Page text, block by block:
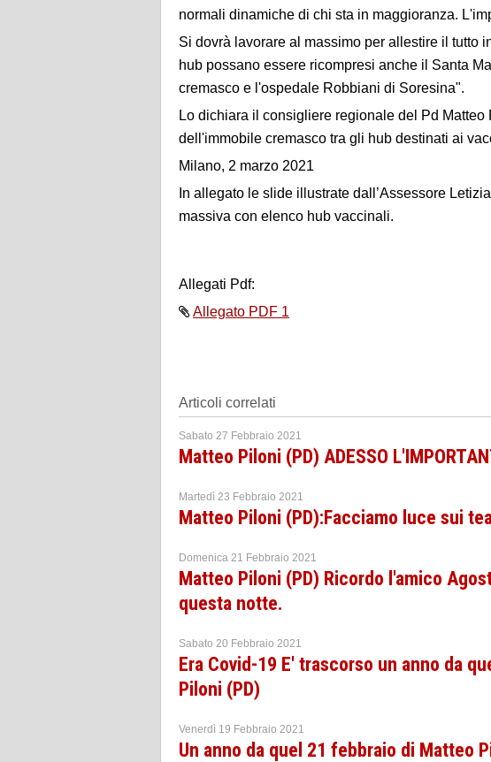
normali dinamiche di chi sta in maggioranza.
Si dovrà lavorare al massimo per allestire il tutto
hub possano essere ricompresi anche il Santa
cremasco e l'ospedale Robbiani di Soresina".
Lo dichiara il consigliere regionale del Pd
dell'immobile cremasco tra gli hub destinati ai
Milano, 2 marzo 2021
In allegato le slide illustrate dall’Assessore
massiva con elenco hub vaccinali.
Allegati Pdf:
Allegato PDF 1
Articoli correlati
Sabato 27 Febbraio 2021
Matteo Piloni (PD) ADESSO
Martedì 23 Febbraio 2021
Matteo Piloni (PD):Facciamo luce sui
Domenica 21 Febbraio 2021
Matteo Piloni (PD) Ricordo l'amico
questa notte.
Sabato 20 Febbraio 2021
Era Covid-19 E' trascorso un anno da
Piloni (PD)
Venerdì 19 Febbraio 2021
Un anno da quel 21 febbraio di Matteo